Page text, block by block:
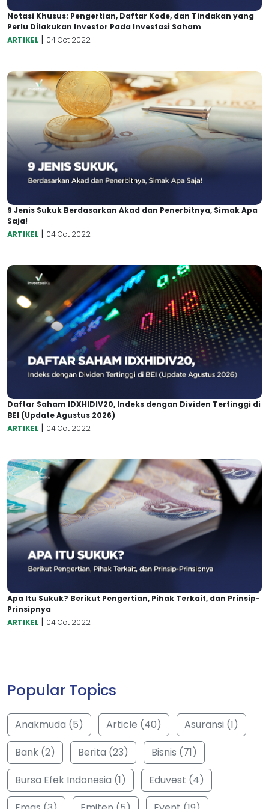
Notasi Khusus: Pengertian, Daftar Kode, dan Tindakan yang
Perlu Dilakukan Investor Pada Investasi Saham
ARTIKEL | 04 Oct 2022
9 Jenis Sukuk Berdasarkan Akad dan Penerbitnya, Simak Apa
Saja!
ARTIKEL | 04 Oct 2022
Daftar Saham IDXHIDIV20, Indeks dengan Dividen Tertinggi di
BEI (Update Agustus 2026)
ARTIKEL | 04 Oct 2022
Apa Itu Sukuk? Berikut Pengertian, Pihak Terkait, dan Prinsip-
Prinsipnya
ARTIKEL | 04 Oct 2022
Popular Topics
Anakmuda (5) Article (40)
Asuransi (1)
Bank (2)
Berita (23)
Bisnis (71)
Bursa Efek Indonesia (1)
Eduvest (4)